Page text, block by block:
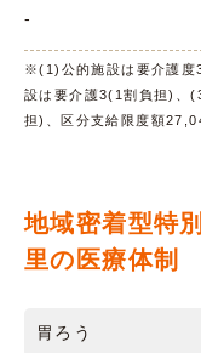
-
※(1)公的施設は要介護度
設は要介護3(1割負担)、
担)、区分支給限度額
地域密着型特
里の医療体制
胃ろう